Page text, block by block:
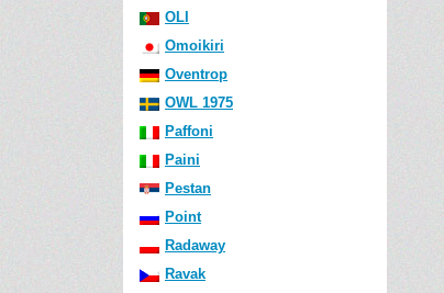
OLI
Omoikiri
Oventrop
OWL 1975
Paffoni
Paini
Pestan
Point
Radaway
Ravak